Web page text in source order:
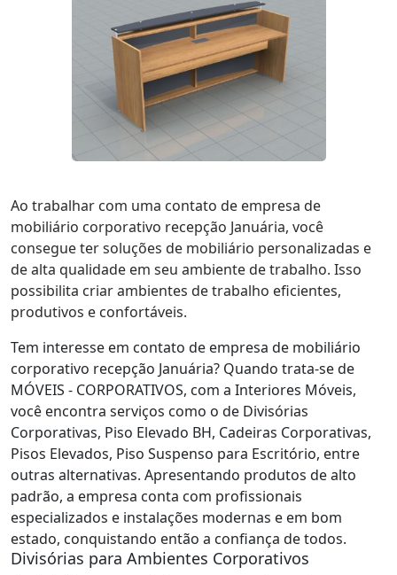
Ao trabalhar com uma contato de empresa de
mobiliário corporativo recepção Januária, você
consegue ter soluções de mobiliário personalizadas e
de alta qualidade em seu ambiente de trabalho. Isso
possibilita criar ambientes de trabalho eficientes,
produtivos e confortáveis.
Tem interesse em contato de empresa de mobiliário
corporativo recepção Januária? Quando trata-se de
MÓVEIS - CORPORATIVOS, com a Interiores Móveis,
você encontra serviços como o de Divisórias
Corporativas, Piso Elevado BH, Cadeiras Corporativas,
Pisos Elevados, Piso Suspenso para Escritório, entre
outras alternativas. Apresentando produtos de alto
padrão, a empresa conta com profissionais
especializados e instalações modernas e em bom
estado, conquistando então a confiança de todos.
Divisórias para Ambientes Corporativos